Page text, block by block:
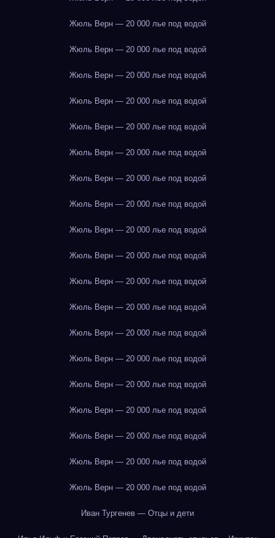
Жюль Верн — 20 000 лье под водой
Жюль Верн — 20 000 лье под водой
Жюль Верн — 20 000 лье под водой
Жюль Верн — 20 000 лье под водой
Жюль Верн — 20 000 лье под водой
Жюль Верн — 20 000 лье под водой
Жюль Верн — 20 000 лье под водой
Жюль Верн — 20 000 лье под водой
Жюль Верн — 20 000 лье под водой
Жюль Верн — 20 000 лье под водой
Жюль Верн — 20 000 лье под водой
Жюль Верн — 20 000 лье под водой
Жюль Верн — 20 000 лье под водой
Жюль Верн — 20 000 лье под водой
Жюль Верн — 20 000 лье под водой
Жюль Верн — 20 000 лье под водой
Жюль Верн — 20 000 лье под водой
Жюль Верн — 20 000 лье под водой
Жюль Верн — 20 000 лье под водой
Иван Тургенев — Отцы и дети